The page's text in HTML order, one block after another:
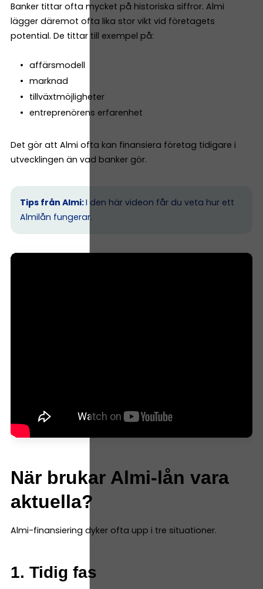
Banker tittar ofta mycket på historiska siffror. Almi
lägger däremot ofta lika stor vikt vid företagets
potential. De tittar till exempel på:
affärsmodell
marknad
tillväxtmöjligheter
entreprenörens erfarenhet
Det gör att Almi ofta kan finansiera företag tidigare i
utvecklingen än vad banker gör.
Tips från Almi:I den här videon får du veta hur ett
Almilån fungerar.
När brukar Almi-lån vara
aktuella?
Almi-finansiering dyker ofta upp i tre situationer.
1. Tidig fas